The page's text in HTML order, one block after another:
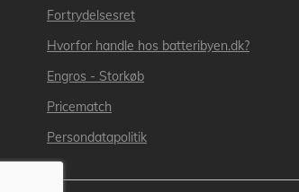
Fortrydelsesret
Hvorfor handle hos batteribyen.dk?
Engros - Storkøb
Pricematch
Persondatapolitik